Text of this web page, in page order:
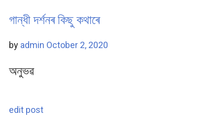
গান্ধী দৰ্শনৰ কিছু কথাৰে
by admin October 2, 2020
অনুভৱ
edit post